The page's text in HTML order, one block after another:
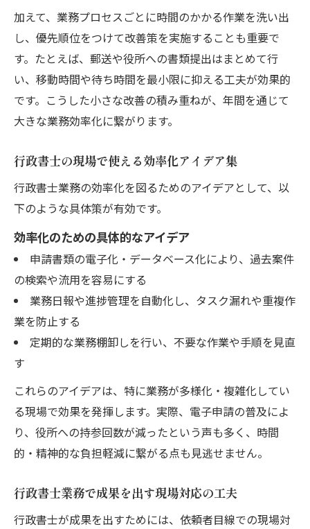
加えて、業務プロセスごとに時間のかかる作業を洗い出
し、優先順位をつけて改善策を実施することも重要で
す。たとえば、郵送や役所への書類提出はまとめて行
い、移動時間や待ち時間を最小限に抑える工夫が効果的
です。こうした小さな改善の積み重ねが、年間を通じて
大きな業務効率化に繋がります。
行政書士の現場で使える効率化アイデア集
行政書士業務の効率化を図るためのアイデアとして、以
下のような具体策が有効です。
効率化のための具体的なアイデア
申請書類の電子化・データベース化により、過去案件
の検索や流用を容易にする
業務日報や進捗管理を自動化し、タスク漏れや重複作
業を防止する
定期的な業務棚卸しを行い、不要な作業や手順を見直
す
これらのアイデアは、特に業務が多様化・複雑化してい
る現場で効果を発揮します。実際、電子申請の普及によ
り、役所への持参回数が減ったという声も多く、時間
的・精神的な負担軽減に繋がる点も見逃せません。
行政書士業務で成果を出す現場対応の工夫
行政書士が成果を出すためには、依頼者目線での現場対